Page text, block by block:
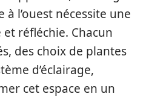
l’ouest nécessite une
réfléchie. Chacun
des choix de plantes
d’éclairage,
cet espace en un